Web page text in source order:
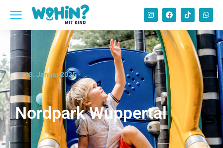
13. Januar 2025
Nordpark Wuppertal